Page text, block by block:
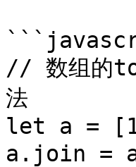
// 数组的
法
let a =
a.join =